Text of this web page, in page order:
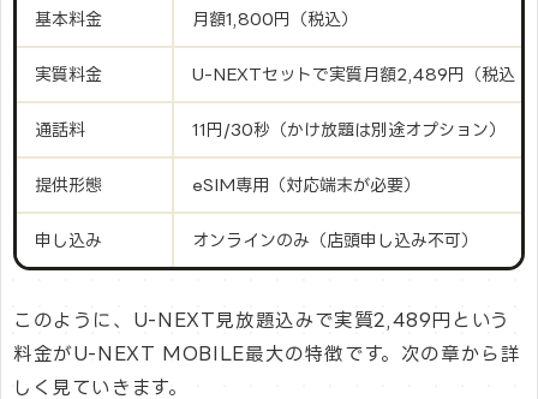
基本料金 月額1,800円（税込）
実質料金 U-NEXTセットで実質月額2,489円（税込・
通話料 11円/30秒（かけ放題は別途オプション）
提供形態 eSIM専用（対応端末が必要）
申し込み オンラインのみ（店頭申し込み不可）
このように、U-NEXT見放題込みで実質2,489円という
料金がU-NEXT MOBILE最大の特徴です。次の章から詳
しく見ていきます。